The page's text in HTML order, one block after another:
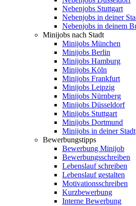
Nebenjobs Stuttgart
Nebenjobs in deiner
Nebenjobs in deinem
Minijobs nach Stadt
Minijobs München
Minijobs Berlin
Minijobs Hamburg
Minijobs Köln
Minijobs Frankfurt
Minijobs Leipzig
Minijobs Nürnberg
Minijobs Düsseldorf
Minijobs Stuttgart
Minijobs Dortmund
Minijobs in deiner Stadt
Bewerbungstipps
Bewerbung Minijob
Bewerbungsschreiben
Lebenslauf schreiben
Lebenslauf gestalten
Motivationsschreiben
Kurzbewerbung
Interne Bewerbung